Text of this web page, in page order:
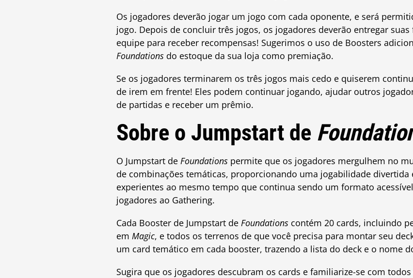
Os jogadores deverão jogar um jogo com cada oponente, e será
jogo. Depois de concluir três jogos, os jogadores deverão entregar
equipe para receber recompensas! Sugerimos o uso de Boosters
Foundations do estoque da sua loja como premiação.
Se os jogadores terminarem os três jogos mais cedo e quiserem
de irem em frente! Eles podem continuar jogando, ajudar outros
de partidas e receber um prêmio.
Sobre o Jumpstart de
O Jumpstart de Foundations permite que os jogadores mergulhem no
de combinações temáticas, proporcionando uma jogabilidade divertida
experientes ao mesmo tempo que continua sendo um formato
jogadores ao Gathering.
Cada Booster de Jumpstart de Foundations contém 20 cards, incluindo
em Magic, e todos os terrenos de que você precisa para montar seu
um card temático em cada booster, trazendo a lista do deck e o nome
Sugira que os jogadores descubram os cards e familiarize-se com